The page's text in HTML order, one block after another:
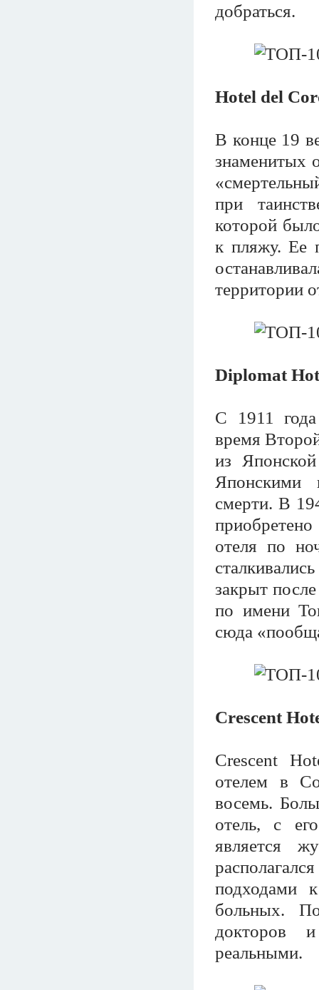
добраться.
Hotel del
В конце 19
знаменитых
при
которой
к пляжу. Ее
территории
Diplomat
С 1911
время
из
Японскими
смерти. В
отеля по
закрыт
по имени
сюда
Crescent
Crescent
отелем в
восемь.
отель, с
является
подходами
больных.
докторов
реальными.